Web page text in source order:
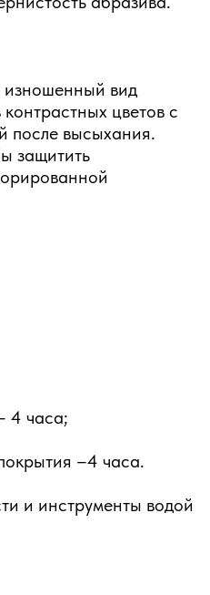
вид
цветов с
после высыхания.
защитить
4 часа;
–4 часа.
и инструменты водой